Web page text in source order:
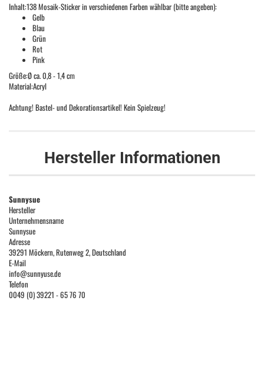
Inhalt:138 Mosaik-Sticker in verschiedenen Farben wählbar (bitte angeben):
Gelb
Blau
Grün
Rot
Pink
Größe:Ø ca. 0,8 - 1,4 cm
Material:Acryl
Achtung! Bastel- und Dekorationsartikel! Kein Spielzeug!
Hersteller Informationen
Sunnysue
Hersteller
Unternehmensname
Sunnysue
Adresse
39291 Möckern, Rutenweg 2, Deutschland
E-Mail
info@sunnyuse.de
Telefon
0049 (0) 39221 - 65 76 70